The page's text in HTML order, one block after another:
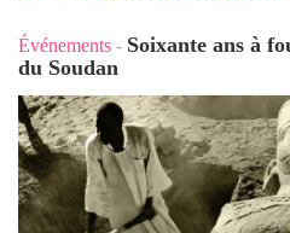
Événements - Soixante ans à
du Soudan